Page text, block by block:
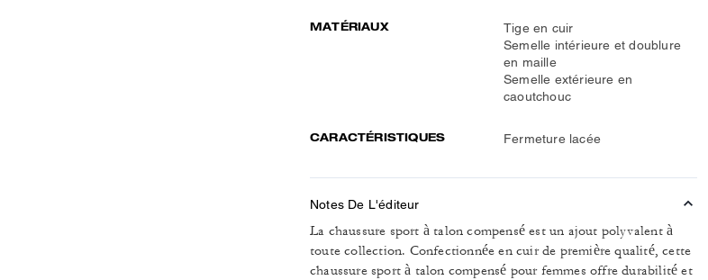
MATÉRIAUX
Tige en cuir
Semelle intérieure et doublure
en maille
Semelle extérieure en
caoutchouc
CARACTÉRISTIQUES Fermeture lacée
Notes De L'éditeur
La chaussure sport à talon compensé est un ajout polyvalent à
toute collection. Confectionnée en cuir de première qualité, cette
chaussure sport à talon compensé pour femmes offre durabilité et